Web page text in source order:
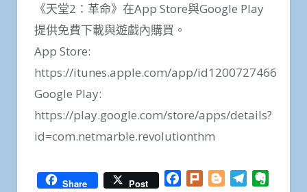
《天堂2：革命》在App Store與Google Play
提供免費下載與遊戲內購買。
App Store:
https://itunes.apple.com/app/id1200727466
Google Play:
https://play.google.com/store/apps/details?
id=com.netmarble.revolutionthm
Share Post Facebook
Plurk BloggerTelegram